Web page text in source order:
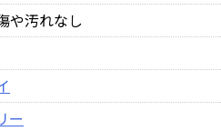
や汚れなし
ー